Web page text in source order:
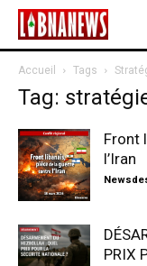
Accueil Tags
Tag:
Front
l’Iran
PRIX